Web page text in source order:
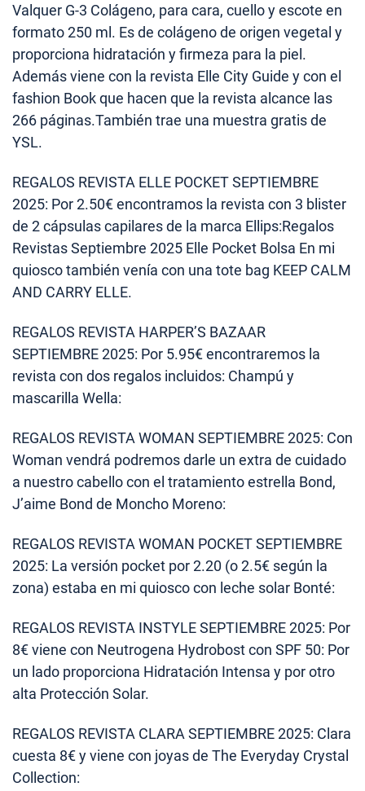
Valquer G-3 Colágeno, para cara, cuello y escote en
formato 250 ml. Es de colágeno de origen vegetal y
proporciona hidratación y firmeza para la piel.
Además viene con la revista Elle City Guide y con el
fashion Book que hacen que la revista alcance las
266 páginas.También trae una muestra gratis de
YSL.
REGALOS REVISTA ELLE POCKET SEPTIEMBRE
2025: Por 2.50€ encontramos la revista con 3 blister
de 2 cápsulas capilares de la marca Ellips:Regalos
Revistas Septiembre 2025 Elle Pocket Bolsa En mi
quiosco también venía con una tote bag KEEP CALM
AND CARRY ELLE.
REGALOS REVISTA HARPER’S BAZAAR
SEPTIEMBRE 2025: Por 5.95€ encontraremos la
revista con dos regalos incluidos: Champú y
mascarilla Wella:
REGALOS REVISTA WOMAN SEPTIEMBRE 2025: Con
Woman vendrá podremos darle un extra de cuidado
a nuestro cabello con el tratamiento estrella Bond,
J’aime Bond de Moncho Moreno:
REGALOS REVISTA WOMAN POCKET SEPTIEMBRE
2025: La versión pocket por 2.20 (o 2.5€ según la
zona) estaba en mi quiosco con leche solar Bonté:
REGALOS REVISTA INSTYLE SEPTIEMBRE 2025: Por
8€ viene con Neutrogena Hydrobost con SPF 50: Por
un lado proporciona Hidratación Intensa y por otro
alta Protección Solar.
REGALOS REVISTA CLARA SEPTIEMBRE 2025: Clara
cuesta 8€ y viene con joyas de The Everyday Crystal
Collection: